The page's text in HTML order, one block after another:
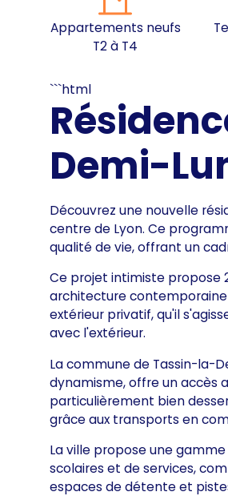
Appartements neufs
T2 à T4
```html
Demi-
Découvrez une nouvelle
centre de Lyon. Ce
qualité de vie, offrant un
Ce projet intimiste propose
architecture
extérieur privatif, qu'il
avec l'extérieur.
La commune de Tassin-la-
dynamisme, offre un accès
particulièrement bien
grâce aux transports en
La ville propose une
scolaires et de services,
espaces de détente et